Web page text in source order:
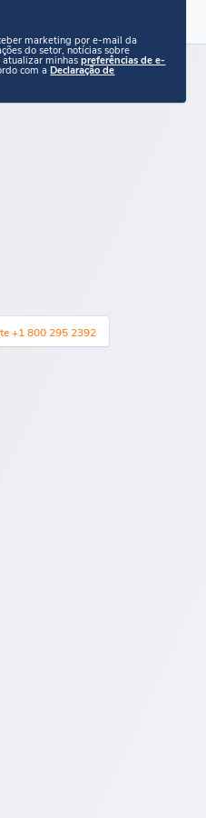
marketing por e-mail da
do setor, notícias sobre
atualizar minhaspreferências de e-
com aDeclaração de
+1 800 295 2392